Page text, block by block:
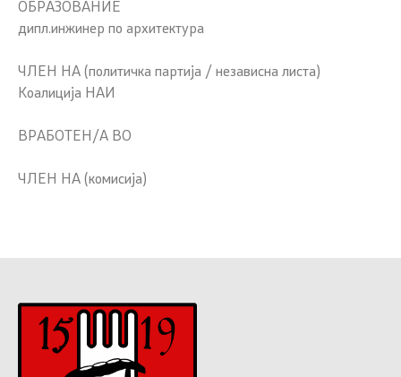
ОБРАЗОВАНИЕ
дипл.инжинер по архитектура
ЧЛЕН НА (политичка партија / независна листа)
Коалиција НАИ
ВРАБОТЕН/А ВО
ЧЛЕН НА (комисија)